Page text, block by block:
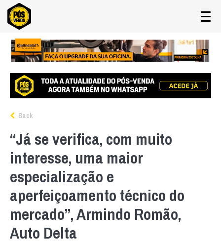
Back
“Já se verifica, com muito
interesse, uma maior
especialização e
aperfeiçoamento técnico do
mercado”, Armindo Romão,
Auto Delta